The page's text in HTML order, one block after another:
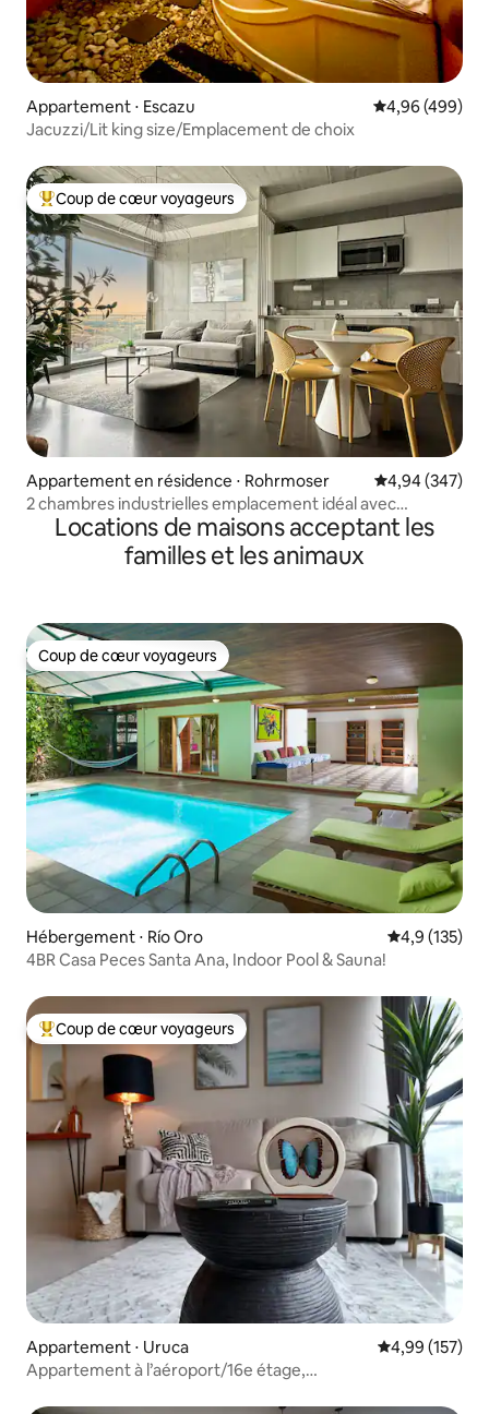
Appartement ⋅ Escazu Évaluation
4,96 (499)
Jacuzzi/Lit king size/Emplacement de choix
Coups de cœur voyageurs les plus appréciés
Coup de cœur voyageurs
Appartement en résidence ⋅ Rohrmoser Évaluation
4,94 (347)
2 chambres industrielles emplacement idéal avec
climatisation + vue sur le coucher du soleil
Locations de maisons acceptant les
familles et les animaux
Coup de cœur voyageurs
Coup de cœur voyageurs
Hébergement ⋅ Río Oro Évaluation
4,9 (135)
4BR Casa Peces Santa Ana, Indoor Pool & Sauna!
Coups de cœur voyageurs les plus appréciés
Coup de cœur voyageurs
Appartement ⋅ Uruca Évaluation
4,99 (157)
Appartement à l’aéroport/16e étage,